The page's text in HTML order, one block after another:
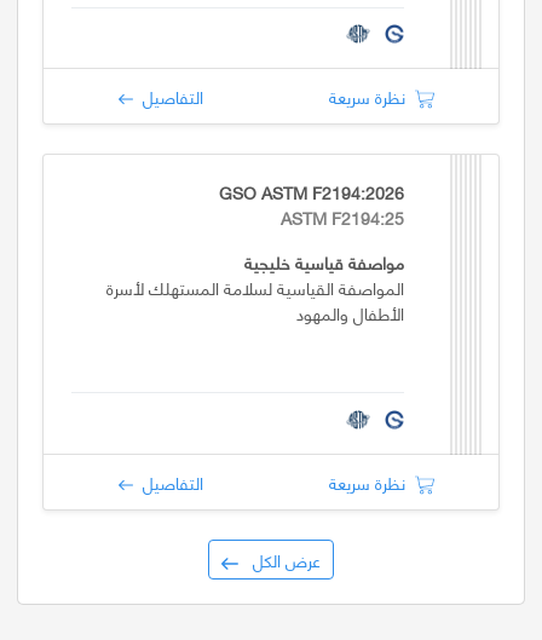
نظرة سريعة التفاصيل
GSO ASTM F2194:2026
ASTM F2194:25
مواصفة قياسية خليجية
المواصفة القياسية لسلامة المستهلك لأسرة
الأطفال والمهود
نظرة سريعة التفاصيل
عرض الكل